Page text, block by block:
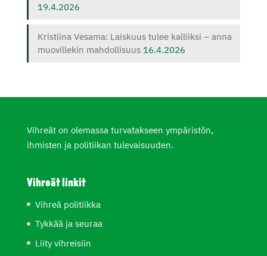
19.4.2026
Kristiina Vesama: Laiskuus tulee kalliiksi – anna
muovillekin mahdollisuus 16.4.2026
Vihreät on olemassa turvatakseen ympäristön,
ihmisten ja politiikan tulevaisuuden.
Vihreät linkit
Vihreä politiikka
Tykkää ja seuraa
Liity vihreisiin